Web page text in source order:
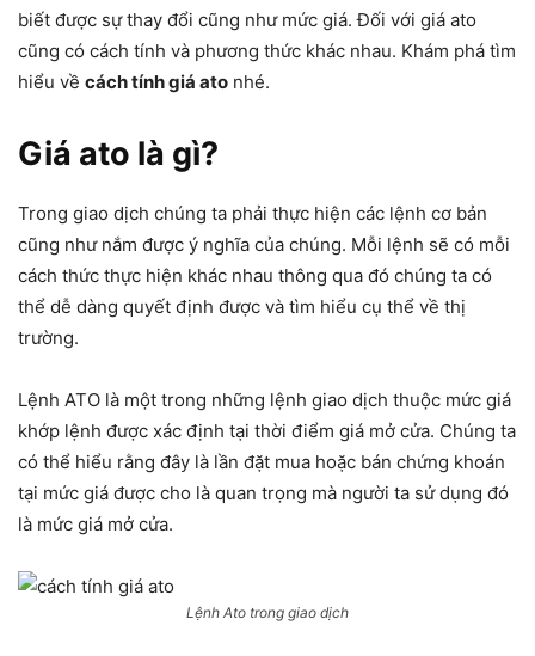
biết được sự thay đổi cũng như mức giá. Đối với giá ato
cũng có cách tính và phương thức khác nhau. Khám phá tìm
hiểu về cách tính giá ato nhé.
Giá ato là gì?
Trong giao dịch chúng ta phải thực hiện các lệnh cơ bản
cũng như nắm được ý nghĩa của chúng. Mỗi lệnh sẽ có mỗi
cách thức thực hiện khác nhau thông qua đó chúng ta có
thể dễ dàng quyết định được và tìm hiểu cụ thể về thị
trường.
Lệnh ATO là một trong những lệnh giao dịch thuộc mức giá
khớp lệnh được xác định tại thời điểm giá mở cửa. Chúng ta
có thể hiểu rằng đây là lần đặt mua hoặc bán chứng khoán
tại mức giá được cho là quan trọng mà người ta sử dụng đó
là mức giá mở cửa.
Lệnh Ato trong giao dịch